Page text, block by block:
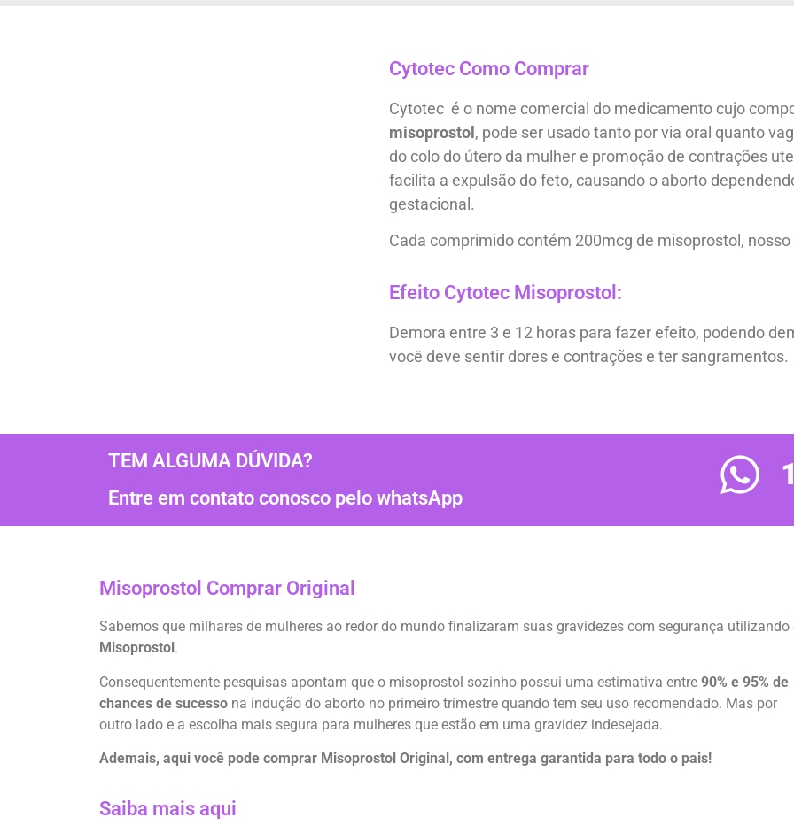
Cytotec Como Comprar
Cytotec é o nome comercial do medicamento cujo
misoprostol , pode ser usado tanto por via oral quanto
do colo do útero da mulher e promoção de contrações
facilita a expulsão do feto, causando o aborto
gestacional.
Cada comprimido contém 200mcg de misoprostol, nosso
Efeito Cytotec Misoprostol:
Demora entre 3 e 12 horas para fazer efeito, podendo
você deve sentir dores e contrações e ter sangramentos.
TEM ALGUMA DÚVIDA?
Entre em contato conosco pelo whatsApp
Misoprostol Comprar Original
Sabemos que milhares de mulheres ao redor do mundo finalizaram suas gravidezes com segurança utilizando
Misoprostol .
Consequentemente pesquisas apontam que o misoprostol sozinho possui uma estimativa entre 90% e 95% de
chances de sucesso na indução do aborto no primeiro trimestre quando tem seu uso recomendado. Mas por
outro lado e a escolha mais segura para mulheres que estão em uma gravidez indesejada.
Ademais, aqui você pode comprar Misoprostol Original, com entrega garantida para todo o pais!
Saiba mais aqui